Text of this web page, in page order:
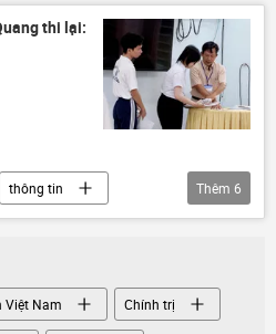
ngân hàng
thi lại:
thông tin
Nam
Thêm 6
Việt Nam Chính trị